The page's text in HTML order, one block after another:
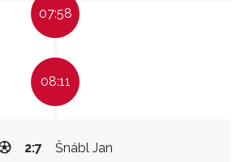
07:58
08:11
Šnábl Jan
2:7